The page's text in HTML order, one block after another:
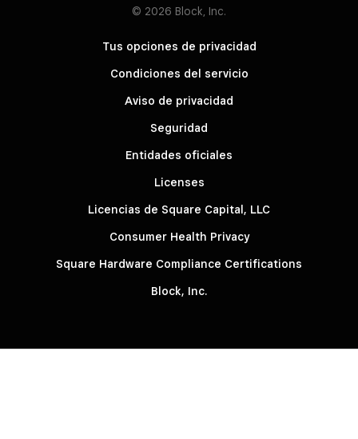
© 2026 Block, Inc.
Tus opciones de privacidad
Condiciones del servicio
Aviso de privacidad
Seguridad
Entidades oficiales
Licenses
Licencias de Square Capital, LLC
Consumer Health Privacy
Square Hardware Compliance Certifications
Block, Inc.